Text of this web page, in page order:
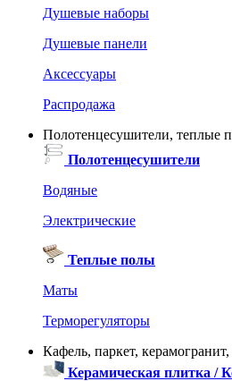
Душевые наборы
Душевые панели
Аксессуары
Распродажа
Полотенцесушители, теплые
Полотенцесушители
Водяные
Электрические
Теплые полы
Маты
Терморегуляторы
Кафель, паркет,
Керамическая плитка /